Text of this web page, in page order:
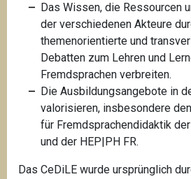
Das Wissen, die Ressourcen
der verschiedenen Akteure
themenorientierte und
Debatten zum Lehren und
Fremdsprachen verbreiten.
Die Ausbildungsangebote in
valorisieren, insbesondere
für Fremdsprachendidaktik
und der HEP|PH FR.
Das CeDiLE wurde ursprünglich